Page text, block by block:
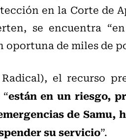
en la Corte de
se encuentra
oportuna de miles de
el recurso
están en un riesgo,
de Samu,
su servicio”.